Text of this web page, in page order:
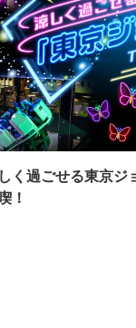
く過ごせる東京ジ
！